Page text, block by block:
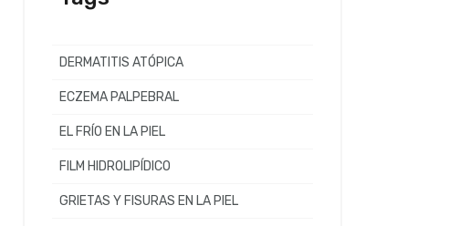
DERMATITIS ATÓPICA
ECZEMA PALPEBRAL
EL FRÍO EN LA PIEL
FILM HIDROLIPÍDICO
GRIETAS Y FISURAS EN LA PIEL